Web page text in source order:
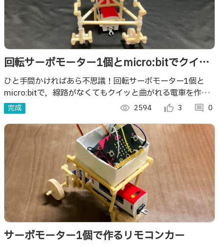
回転サーボモーター1個とmicro:bitでクイッ
と曲がるプチ電車
ひと手間かければあら不思議！回転サーボモーター1個と
micro:bitで，線路がなくてもクイッと曲がれる電車を作り
ました．
完成 visibility 2594 thumb_up_alt 3 comment 0
サーボモーター1個で作るリモコンカー